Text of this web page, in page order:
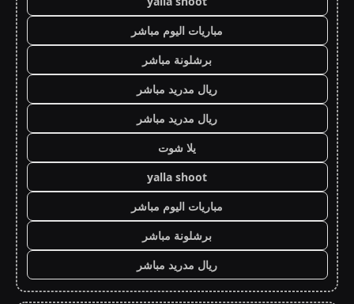
مباريات اليوم مباشر
برشلونة مباشر
ريال مدريد مباشر
ريال مدريد مباشر
يلا شوت
yalla shoot
مباريات اليوم مباشر
برشلونة مباشر
ريال مدريد مباشر